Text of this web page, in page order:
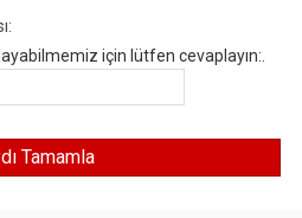
için lütfen cevaplayın:.